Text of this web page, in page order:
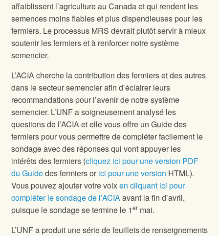
affaiblissent l’agriculture au Canada et qui rendent les
semences moins fiables et plus dispendieuses pour les
fermiers. Le processus MRS devrait plutôt servir à mieux
soutenir les fermiers et à renforcer notre système
semencier.
L’ACIA cherche la contribution des fermiers et des autres
dans le secteur semencier afin d’éclairer leurs
recommandations pour l’avenir de notre système
semencier. L’UNF a soigneusement analysé les
questions de l’ACIA et elle vous offre un Guide des
fermiers pour vous permettre de compléter facilement le
sondage avec des réponses qui vont appuyer les
intérêts des fermiers (cliquez ici pour une version PDF
du Guidedes fermiers orici pour une version HTML).
Vous pouvez ajouter votre voixen cliquant ici pour
compléter le sondage de l’ACIAavant la fin d’avril,
puisque le sondage se termine le 1er mai.
L’UNF a produit une série de feuillets de renseignements